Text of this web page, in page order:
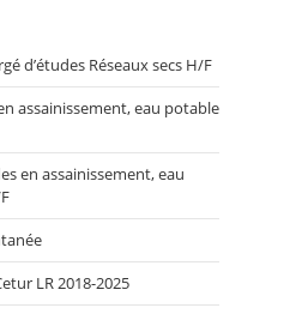
d’études Réseaux secs H/F
assainissement, eau potable
en assainissement, eau
LR 2018-2025